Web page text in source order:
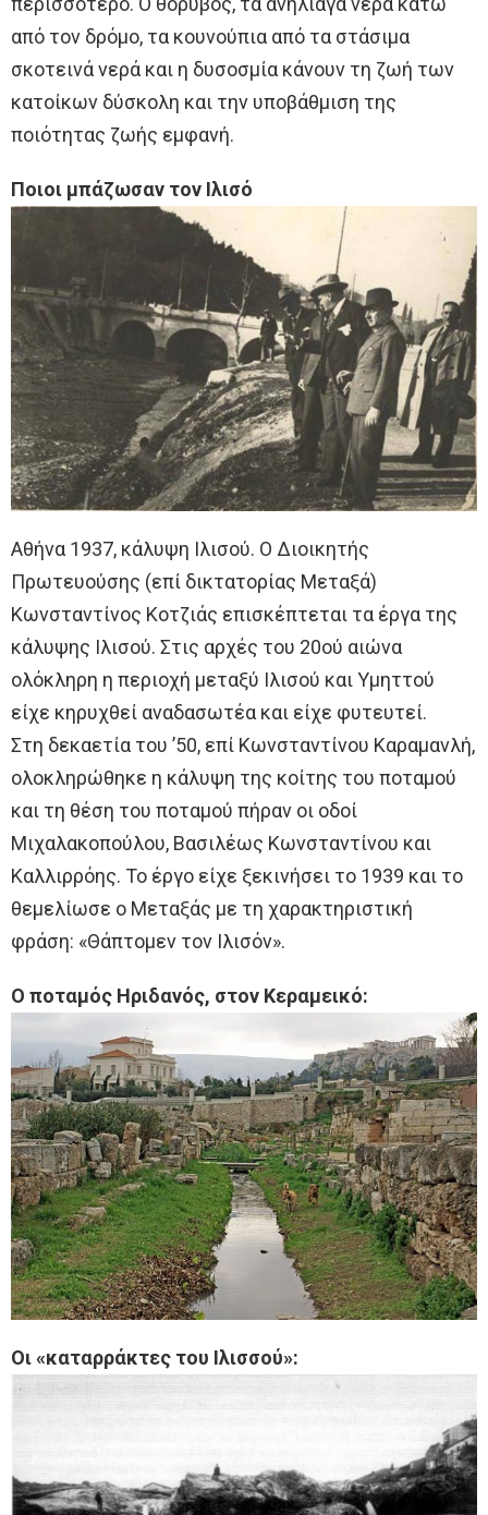
από τον δρόμο, τα κουνούπια από τα στάσιμα
σκοτεινά νερά και η δυσοσμία κάνουν τη ζωή των
κατοίκων δύσκολη και την υποβάθμιση της
ποιότητας ζωής εμφανή.
Ποιοι μπάζωσαν τον Ιλισό
Αθήνα 1937, κάλυψη Ιλισού. Ο Διοικητής
Πρωτευούσης (επί δικτατορίας Μεταξά)
Κωνσταντίνος Κοτζιάς επισκέπτεται τα έργα της
κάλυψης Ιλισού. Στις αρχές του 20ού αιώνα
ολόκληρη η περιοχή μεταξύ Ιλισού και Υμηττού
είχε κηρυχθεί αναδασωτέα και είχε φυτευτεί.
Στη δεκαετία του ’50, επί Κωνσταντίνου Καραμανλή,
ολοκληρώθηκε η κάλυψη της κοίτης του ποταμού
και τη θέση του ποταμού πήραν οι οδοί
Μιχαλακοπούλου, Βασιλέως Κωνσταντίνου και
Καλλιρρόης. Το έργο είχε ξεκινήσει το 1939 και το
θεμελίωσε ο Μεταξάς με τη χαρακτηριστική
φράση: «Θάπτομεν τον Ιλισόν».
Ο ποταμός Ηριδανός, στον Κεραμεικό:
Οι «καταρράκτες του Ιλισσού»: